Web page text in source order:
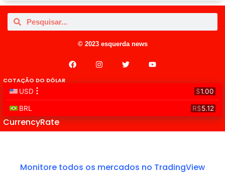
© 2023 esquerda news
COTAÇÃO DO DÓLAR
CurrencyRate
Monitore todos os mercados no TradingView